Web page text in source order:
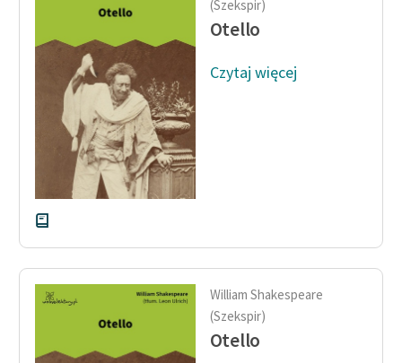
Wolnych Lektur
Logotypy
Materiały promocyjne
Polityka prywatności
Regulamin biblioteki
Dane fundacji i
Regulamin darowizn
Informacja o treściach
wrażliwych
(Szekspir)
Otello
Czytaj więcej
William Shakespeare
(Szekspir)
Otello